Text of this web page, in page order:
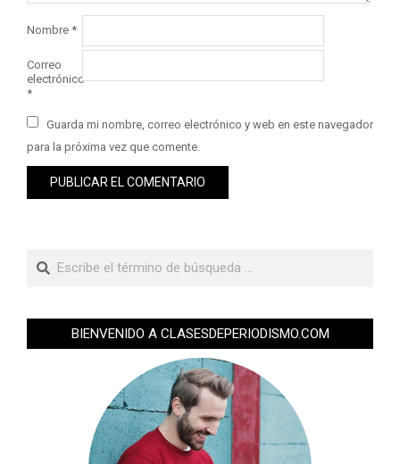
Nombre *
Correo
electrónico
*
Guarda mi nombre, correo electrónico y web en este navegador
para la próxima vez que comente.
BIENVENIDO A CLASESDEPERIODISMO.COM